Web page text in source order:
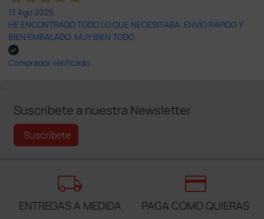
13 Ago 2025
HE ENCONTRADO TODO LO QUE NECESITABA. ENVÍO RÁPIDO Y
BIEN EMBALADO. MUY BIEN TODO.
Comprador verificado
;
Suscríbete a nuestra Newsletter
Suscríbete
local_shipping
ENTREGAS A MEDIDA
credit_card
PAGA COMO QUIERAS